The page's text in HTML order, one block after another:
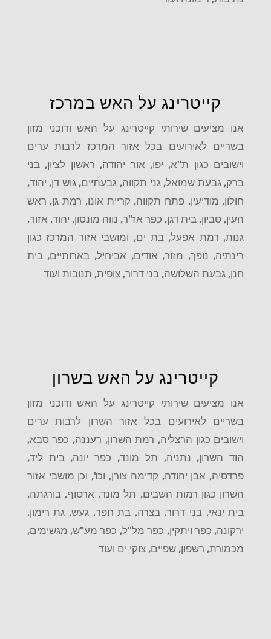
קייטרינג על האש במרכז
אנו מציעים שירותי קייטרינג על האש ודוכני מזון
בשריים לאירועים בכל אזור המרכז לרבות ערים
וישובים כגון ת"א, יפו, אור יהודה, ראשון לציון, בני
ברק, גבעת שמואל, גני תקווה, גבעתיים, גוש דן, יהוד,
חולון, מודיעין, פתח תקווה, קריית אונו, רמת גן, ראש
העין, סביון, בית דגן, כפר אז"ר, נווה מונסון, יהוד, אזור,
גנות, רמת אפעל, בת ים, ומושבי אזור המרכז כגון
רינתיה, נופך, מזור, אודים, אביחיל, בארותיים, בית
חנן, גבעת השלושה, בני דרור, צופית, תנובות ועוד
קייטרינג על האש בשרון
אנו מציעים שירותי קייטרינג על האש ודוכני מזון
בשריים לאירועים בכל אזור השרון לרבות ערים
וישובים כגון הרצליה, רמת השרון, רעננה, כפר סבא,
הוד השרון, נתניה, תל מונד, כפר יונה, בית ליד,
פרדסיה, אבן יהודה, קדימה צורן, וכו', וכן מושבי אזור
השרון כגון רמות השבים, תל מונד, ארסוף, בורגתה,
בית ינאי, בני דרור, בצרה, בת חפר, געש, גת רימון,
ירקונה, כפר ויתקין, כפר מל"ל, כפר מע"ש, מגשימים,
מכמורת, רשפון, שפיים, צוקי ים ועוד